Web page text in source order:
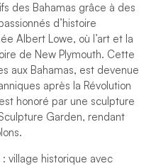
des Bahamas grâce à des
d’histoire
Albert Lowe, où l’art et la
de New Plymouth. Cette
aux Bahamas, est devenue
après la Révolution
honoré par une sculpture
Garden, rendant
: village historique avec